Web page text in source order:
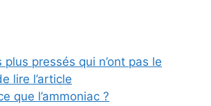
plus pressés qui n’ont pas le
lire l’article
que l’ammoniac ?